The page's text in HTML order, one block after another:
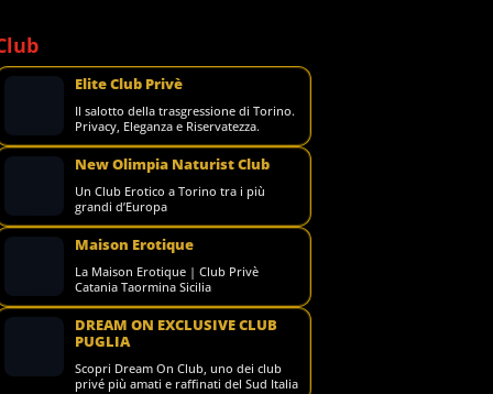
Elite Club Privè
Il salotto della trasgressione di Torino.
Privacy, Eleganza e Riservatezza.
New Olimpia Naturist Club
Un Club Erotico a Torino tra i più
grandi d’Europa
Maison Erotique
La Maison Erotique | Club Privè
Catania Taormina Sicilia
DREAM ON EXCLUSIVE CLUB
PUGLIA
Scopri Dream On Club, uno dei club
privé più amati e raffinati del Sud Italia